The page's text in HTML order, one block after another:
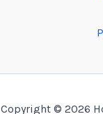
Copyright © 2026